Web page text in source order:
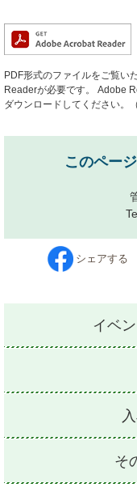
PDF形式のファイルをご覧い
Readerが必要です。
Adobe
ダウンロードしてください。
このペー
シェアする
イベ
そ